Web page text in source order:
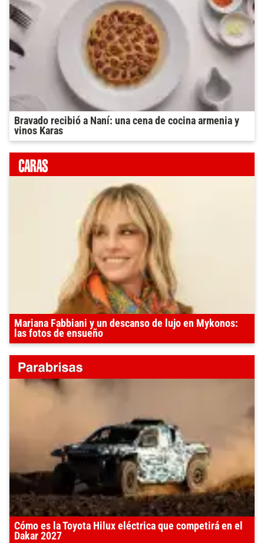
Bravado recibió a Naní: una cena de cocina armenia y
vinos Karas
Mariana Fabbiani y un descanso de lujo en Mykonos:
las fotos de ensueño
Cómo es la Toyota Hilux eléctrica que competirá en el
Dakar 2027